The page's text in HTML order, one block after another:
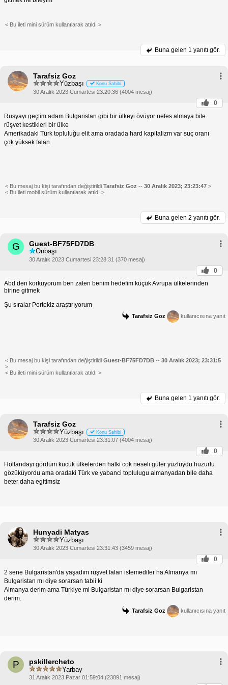
< Bu ileti mini sürüm kullanılarak atıldı >
Buna gelen 1 yanıtı gör.
Tarafsiz Goz
Yüzbaşı Konu Sahibi
30 Aralık 2023 Cumartesi 23:20:36 (4004 mesaj)
0
Rusyayı geçtim adam Bulgaristan gibi bir ülkeyi övüyor nefes almaya bile
rüşvet kestikleri bir ülke
Amerikadaki Türk topluluğu elit ama oradada hard kapitalizm var suç oranı
çok yüksek falan
< Bu mesaj bu kişi tarafından değiştirildi Tarafsiz Goz -- 30 Aralık 2023; 23:23:47 >
< Bu ileti mobil sürüm kullanılarak atıldı >
Buna gelen 2 yanıtı gör.
G Guest-BF75FD7DB
Onbaşı
30 Aralık 2023 Cumartesi 23:28:31 (370 mesaj)
0
Abd den korkuyorum ben zaten benim hedefim küçük Avrupa ülkelerinden
birine gitmek
Şu sıralar Portekiz araştırıyorum
Tarafsiz Goz kullanıcısına yanıt
< Bu mesaj bu kişi tarafından değiştirildi Guest-BF75FD7DB -- 30 Aralık 2023; 23:31:5
>
< Bu ileti mini sürüm kullanılarak atıldı >
Buna gelen 1 yanıtı gör.
Tarafsiz Goz
Yüzbaşı Konu Sahibi
30 Aralık 2023 Cumartesi 23:31:07 (4004 mesaj)
0
Hollandayi gördüm kücük ülkelerden halki cok neseli güler yüzlüydü huzurlu
gözüküyordu ama oradaki Türk ve yabanci toplulugu almanyadan bile daha
beter daha egitimsiz
Hunyadi Matyas
Yüzbaşı
30 Aralık 2023 Cumartesi 23:31:43 (3459 mesaj)
0
2 sene Bulgaristan'da yaşadım rüşvet falan istemediler ha Almanya mı
Bulgaristan mı diye sorarsan tabii ki
Almanya derim ama Türkiye mi Bulgaristan mı diye sorarsan Bulgaristan
derim.
Tarafsiz Goz kullanıcısına yanıt
P pskillercheto
Yarbay
31 Aralık 2023 Pazar 01:59:04 (23891 mesaj)